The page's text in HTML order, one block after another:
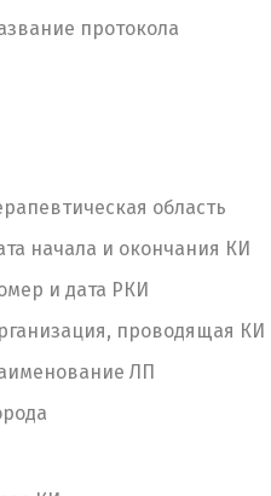
протокола
область
начала и окончания КИ
и дата РКИ
проводящая КИ
ЛП